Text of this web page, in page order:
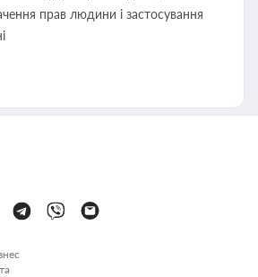
прав людини і застосування